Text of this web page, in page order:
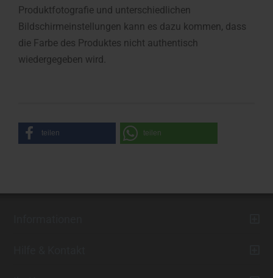
Produktfotografie und unterschiedlichen
Bildschirmeinstellungen kann es dazu kommen, dass
die Farbe des Produktes nicht authentisch
wiedergegeben wird.
teilen teilen